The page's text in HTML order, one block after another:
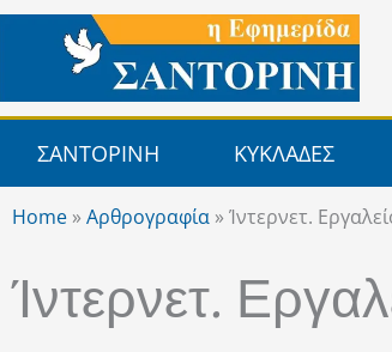
Μετάβαση
περιεχόμενο
ΣΑΝΤΟΡΙΝΗ ΚΥΚΛΑΔΕΣ
Home »Αρθρογραφία »Ίντερνετ.
Ίντερνετ.